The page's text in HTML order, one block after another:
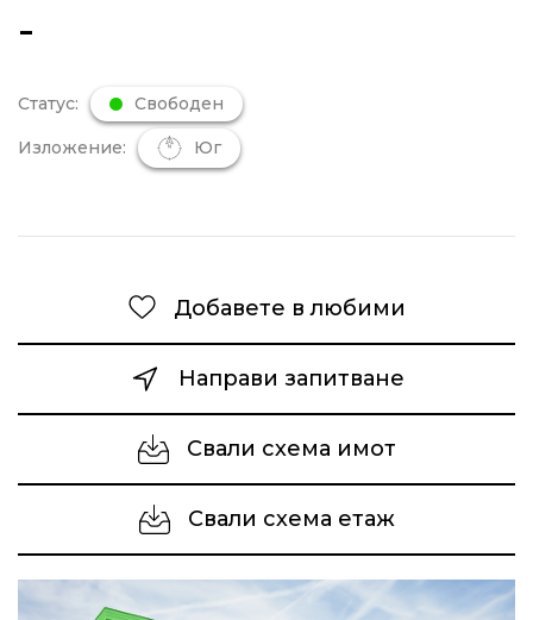
-
Статус: Свободен
Изложение: Юг
Добавете в любими
Направи запитване
Свали схема имот
Свали схема етаж